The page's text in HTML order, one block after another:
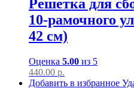
Решетка для
10-рамочного
42 см)
Оценка 5.00 из 5
440.00 р.
Добавить в избранное